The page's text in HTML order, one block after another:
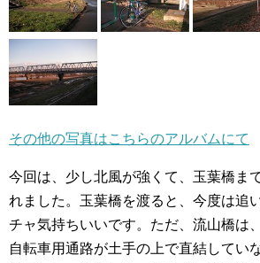
その他の写真はこちらのアルバムにて
今回は、少し北風が強くて、玉葉橋ま
れました。玉葉橋を渡ると、今度は追
チャ気持ちいいです。ただ、流山橋は
自転車用通路が土手の上で直結してい